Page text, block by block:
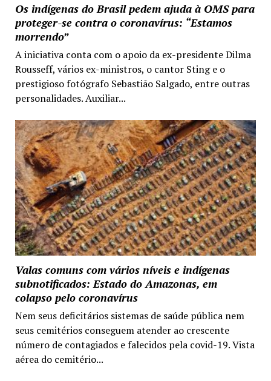
Os indígenas do Brasil pedem ajuda à OMS para
proteger-se contra o coronavírus: “Estamos
morrendo”
A iniciativa conta com o apoio da ex-presidente Dilma
Rousseff, vários ex-ministros, o cantor Sting e o
prestigioso fotógrafo Sebastião Salgado, entre outras
personalidades. Auxiliar...
Valas comuns com vários níveis e indígenas
subnotificados: Estado do Amazonas, em
colapso pelo coronavírus
Nem seus deficitários sistemas de saúde pública nem
seus cemitérios conseguem atender ao crescente
número de contagiados e falecidos pela covid-19. Vista
aérea do cemitério...